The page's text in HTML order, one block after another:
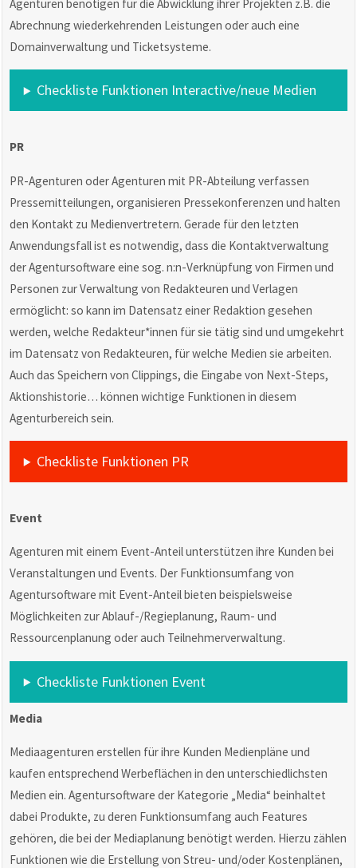
Agenturen benötigen für die Abwicklung ihrer Projekten z.B. die
Abrechnung wiederkehrenden Leistungen oder auch eine
Domainverwaltung und Ticketsysteme.
Checkliste Funktionen Interactive/neue Medien
PR
PR-Agenturen oder Agenturen mit PR-Abteilung verfassen
Pressemitteilungen, organisieren Pressekonferenzen und halten
den Kontakt zu Medienvertretern. Gerade für den letzten
Anwendungsfall ist es notwendig, dass die Kontaktverwaltung
der Agentursoftware eine sog. n:n-Verknüpfung von Firmen und
Personen zur Verwaltung von Redakteuren und Verlagen
ermöglicht: so kann im Datensatz einer Redaktion gesehen
werden, welche Redakteur*innen für sie tätig sind und umgekehrt
im Datensatz von Redakteuren, für welche Medien sie arbeiten.
Auch das Speichern von Clippings, die Eingabe von Next-Steps,
Aktionshistorie… können wichtige Funktionen in diesem
Agenturbereich sein.
Checkliste Funktionen PR
Event
Agenturen mit einem Event-Anteil unterstützen ihre Kunden bei
Veranstaltungen und Events. Der Funktionsumfang von
Agentursoftware mit Event-Anteil bieten beispielsweise
Möglichkeiten zur Ablauf-/Regieplanung, Raum- und
Ressourcenplanung oder auch Teilnehmerverwaltung.
Checkliste Funktionen Event
Media
Mediaagenturen erstellen für ihre Kunden Medienpläne und
kaufen entsprechend Werbeflächen in den unterschiedlichsten
Medien ein. Agentursoftware der Kategorie „Media“ beinhaltet
dabei Produkte, zu deren Funktionsumfang auch Features
gehören, die bei der Mediaplanung benötigt werden. Hierzu zählen
Funktionen wie die Erstellung von Streu- und/oder Kostenplänen,